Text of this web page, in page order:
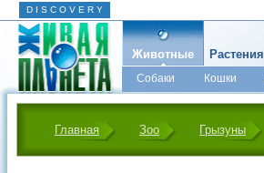
D I S C O V E R Y
Животные
Собаки Кошки
Микромир
Растения
Главная Зоо Грызуны